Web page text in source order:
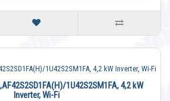
1U42S2SM1FA, 4,2 kW
Inverter, Wi-Fi